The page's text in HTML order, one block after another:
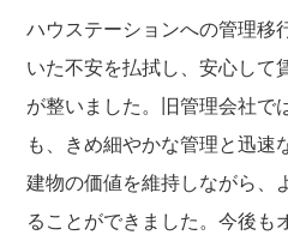
ハウステーションへの管理移
いた不安を払拭し、安心して
が整いました。旧管理会社で
も、きめ細やかな管理と迅速
建物の価値を維持しながら、
ることができました。今後も